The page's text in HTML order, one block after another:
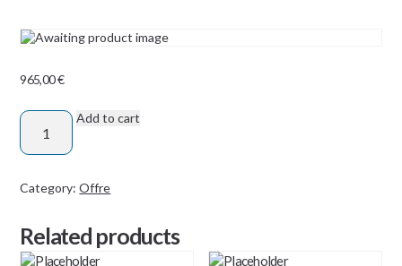
965,00€
Préparation
EDHEC
:
Piano
quantity
Add to cart
Category:Offre
Related products